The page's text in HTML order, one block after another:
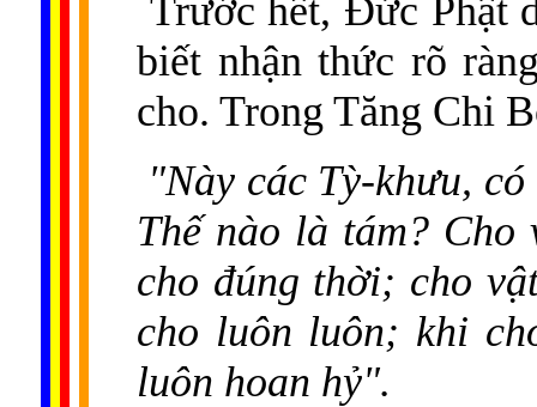
Trước hết, Đức Phật
biết nhận thức rõ
cho. Trong Tăng Chi
"Này các Tỳ-khưu,
Thế nào là tám?
cho đúng thời; cho
cho luôn luôn; khi
luôn hoan hỷ".